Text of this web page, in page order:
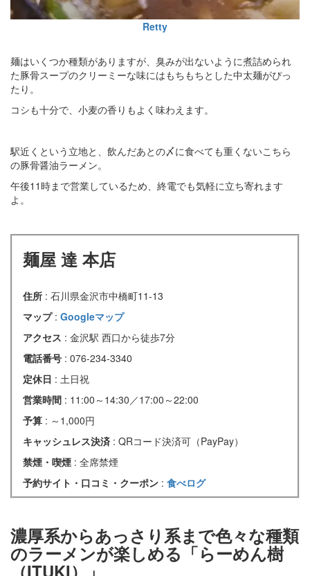
Retty
麺はいくつか種類がありますが、臭みが出ないように煮詰められ
た豚骨スープのクリーミーな味にはもちもちとした中太麺がぴっ
たり。
コシも十分で、小麦の香りもよく味わえます。
駅近くという立地と、飲んだあとの〆に食べても重くないこちら
の豚骨醤油ラーメン。
午後11時まで営業しているため、終電でも気軽に立ち寄れます
よ。
麺屋 達 本店
住所 : 石川県金沢市中橋町11-13
マップ : Googleマップ
アクセス : 金沢駅 西口から徒歩7分
電話番号 : 076-234-3340
定休日 : 土日祝
営業時間 : 11:00～14:30／17:00～22:00
予算 : ～1,000円
キャッシュレス決済 : QRコード決済可（PayPay）
禁煙・喫煙 : 全席禁煙
予約サイト・口コミ・クーポン : 食べログ
濃厚系からあっさり系まで色々な種類
のラーメンが楽しめる「らーめん樹